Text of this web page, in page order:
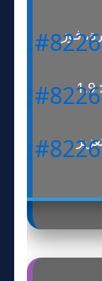
فوز،
متوسط تسجيل الأهداف: 1.9